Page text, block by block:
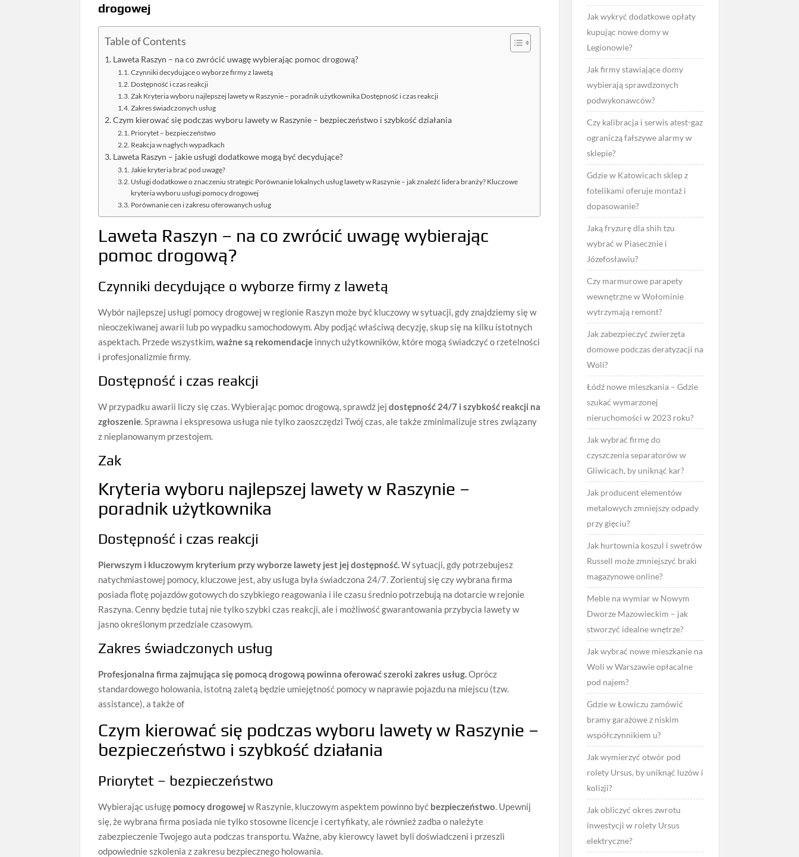
drogowej
Table of Contents
Laweta Raszyn – na co zwrócić uwagę wybierając pomoc drogową?
Czynniki decydujące o wyborze firmy z lawetą
Dostępność i czas reakcji
Zak Kryteria wyboru najlepszej lawety w Raszynie – poradnik użytkownika Dostępność i czas reakcji
Zakres świadczonych usług
Czym kierować się podczas wyboru lawety w Raszynie – bezpieczeństwo i szybkość działania
Priorytet – bezpieczeństwo
Reakcja w nagłych wypadkach
Laweta Raszyn – jakie usługi dodatkowe mogą być decydujące?
Jakie kryteria brać pod uwagę?
Usługi dodatkowe o znaczeniu strategic Porównanie lokalnych usług lawety w Raszynie – jak znaleźć lidera branży? Kluczowe
kryteria wyboru usługi pomocy drogowej
Porównanie cen i zakresu oferowanych usług
Laweta Raszyn – na co zwrócić uwagę wybierając
pomoc drogową?
Czynniki decydujące o wyborze firmy z lawetą
Wybór najlepszej usługi pomocy drogowej w regionie Raszyn może być kluczowy w sytuacji, gdy znajdziemy się w
nieoczekiwanej awarii lub po wypadku samochodowym. Aby podjąć właściwą decyzję, skup się na kilku istotnych
aspektach. Przede wszystkim,ważne są rekomendacje innych użytkowników, które mogą świadczyć o rzetelności
i profesjonalizmie firmy.
Dostępność i czas reakcji
W przypadku awarii liczy się czas. Wybierając pomoc drogową, sprawdź jejdostępność 24/7 i szybkość reakcji na
zgłoszenie. Sprawna i ekspresowa usługa nie tylko zaoszczędzi Twój czas, ale także zminimalizuje stres związany
z nieplanowanym przestojem.
Zak
Kryteria wyboru najlepszej lawety w Raszynie –
poradnik użytkownika
Dostępność i czas reakcji
Pierwszym i kluczowym kryterium przy wyborze lawety jest jej dostępność.W sytuacji, gdy potrzebujesz
natychmiastowej pomocy, kluczowe jest, aby usługa była świadczona 24/7. Zorientuj się czy wybrana firma
posiada flotę pojazdów gotowych do szybkiego reagowania i ile czasu średnio potrzebują na dotarcie w rejonie
Raszyna. Cenny będzie tutaj nie tylko szybki czas reakcji, ale i możliwość gwarantowania przybycia lawety w
jasno określonym przedziale czasowym.
Zakres świadczonych usług
Profesjonalna firma zajmująca się pomocą drogową powinna oferować szeroki zakres usług.Oprócz
standardowego holowania, istotną zaletą będzie umiejętność pomocy w naprawie pojazdu na miejscu (tzw.
assistance), a także of
Czym kierować się podczas wyboru lawety w Raszynie –
bezpieczeństwo i szybkość działania
Priorytet – bezpieczeństwo
Wybierając usługę pomocy drogowej w Raszynie, kluczowym aspektem powinno być bezpieczeństwo. Upewnij
się, że wybrana firma posiada nie tylko stosowne licencje i certyfikaty, ale również zadba o należyte
zabezpieczenie Twojego auta podczas transportu. Ważne, aby kierowcy lawet byli doświadczeni i przeszli
odpowiednie szkolenia z zakresu bezpiecznego holowania.
Jak wykryć dodatkowe opłaty
kupując nowe domy w
Legionowie?
Jak firmy stawiające domy
wybierają sprawdzonych
podwykonawców?
Czy kalibracja i serwis atest-gaz
ograniczą fałszywe alarmy w
sklepie?
Gdzie w Katowicach sklep z
fotelikami oferuje montaż i
dopasowanie?
Jaką fryzurę dla shih tzu
wybrać w Piasecznie i
Józefosławiu?
Czy marmurowe parapety
wewnętrzne w Wołominie
wytrzymają remont?
Jak zabezpieczyć zwierzęta
domowe podczas deratyzacji na
Woli?
Łódź nowe mieszkania – Gdzie
szukać wymarzonej
nieruchomości w 2023 roku?
Jak wybrać firmę do
czyszczenia separatorów w
Gliwicach, by uniknąć kar?
Jak producent elementów
metalowych zmniejszy odpady
przy gięciu?
Jak hurtownia koszul i swetrów
Russell może zmniejszyć braki
magazynowe online?
Meble na wymiar w Nowym
Dworze Mazowieckim – jak
stworzyć idealne wnętrze?
Jak wybrać nowe mieszkanie na
Woli w Warszawie opłacalne
pod najem?
Gdzie w Łowiczu zamówić
bramy garażowe z niskim
współczynnikiem u?
Jak wymierzyć otwór pod
rolety Ursus, by uniknąć luzów i
kolizji?
Jak obliczyć okres zwrotu
inwestycji w rolety Ursus
elektryczne?